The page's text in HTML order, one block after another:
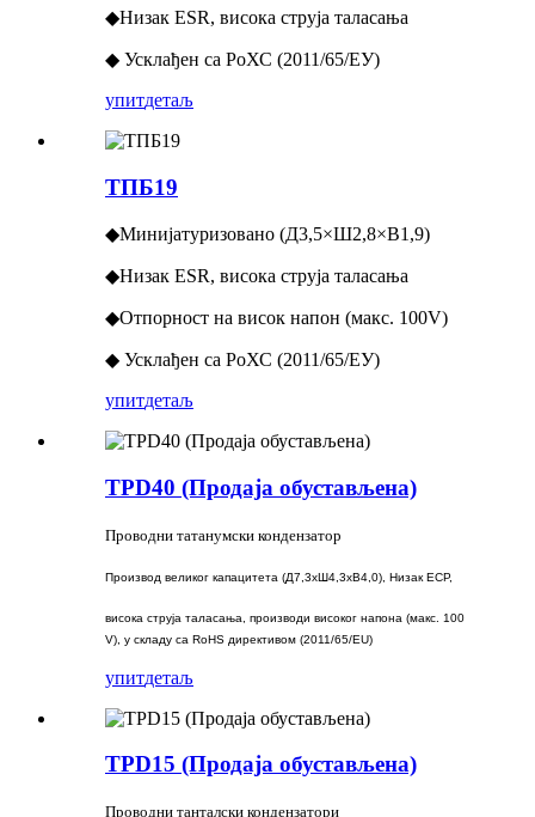
◆Низак ESR, висока струја таласања
◆ Усклађен са РоХС (2011/65/ЕУ)
упитдетаљ
ТПБ19
◆Минијатуризовано (Д3,5×Ш2,8×В1,9)
◆Низак ESR, висока струја таласања
◆Отпорност на висок напон (макс. 100V)
◆ Усклађен са РоХС (2011/65/ЕУ)
упитдетаљ
TPD40 (Продаја обустављена)
Проводни татанумски кондензатор
Производ великог капацитета (Д7,3xШ4,3xВ4,0), Низак ЕСР,
висока струја таласања, производи високог напона (макс. 100
V), у складу са RoHS директивом (2011/65/EU)
упитдетаљ
TPD15 (Продаја обустављена)
Проводни танталски кондензатори